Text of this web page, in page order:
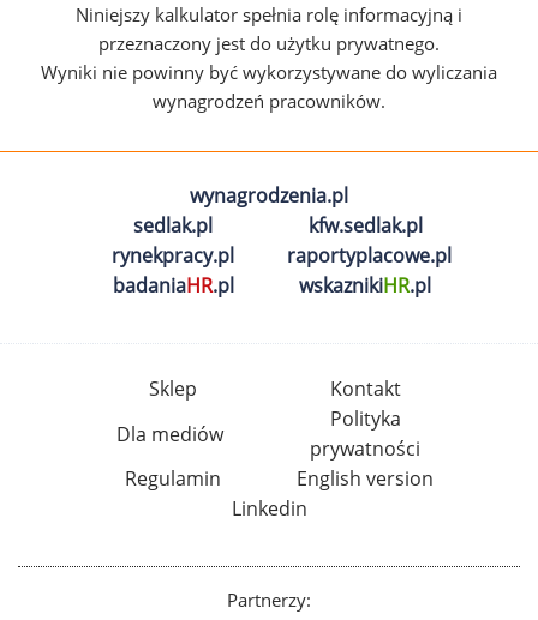
Niniejszy kalkulator spełnia rolę informacyjną i
przeznaczony jest do użytku prywatnego.
Wyniki nie powinny być wykorzystywane do wyliczania
wynagrodzeń pracowników.
wynagrodzenia.pl
sedlak.pl
kfw.sedlak.pl
rynekpracy.pl
raportyplacowe.pl
badaniaHR.pl wskaznikiHR.pl
Sklep
Kontakt
Dla mediów
Polityka
prywatności
Regulamin
English version
Linkedin
Partnerzy: